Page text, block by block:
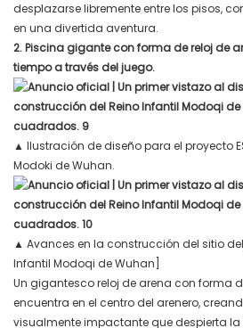
desplazarse libremente entre los pisos,
en una divertida aventura.
2. Piscina gigante con forma de reloj de
tiempo a través del juego.
▲ Ilustración de diseño para el proyecto
Modoki de Wuhan.
▲ Avances en la construcción del sitio
Infantil Modoqi de Wuhan]
Un gigantesco reloj de arena con forma
encuentra en el centro del arenero,
visualmente impactante que despierta